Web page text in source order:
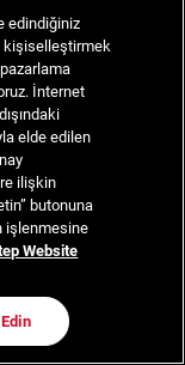
edindiğiniz
kişiselleştirmek
İnternet
elde edilen
ilişkin
butonuna
işlenmesine
Website